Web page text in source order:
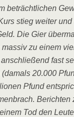
beträcht­li­chen
stieg wei­ter
Die Gier
mas­siv zu einem
fast
(damals 20.000
Pfund
Berich­ten
Tod den